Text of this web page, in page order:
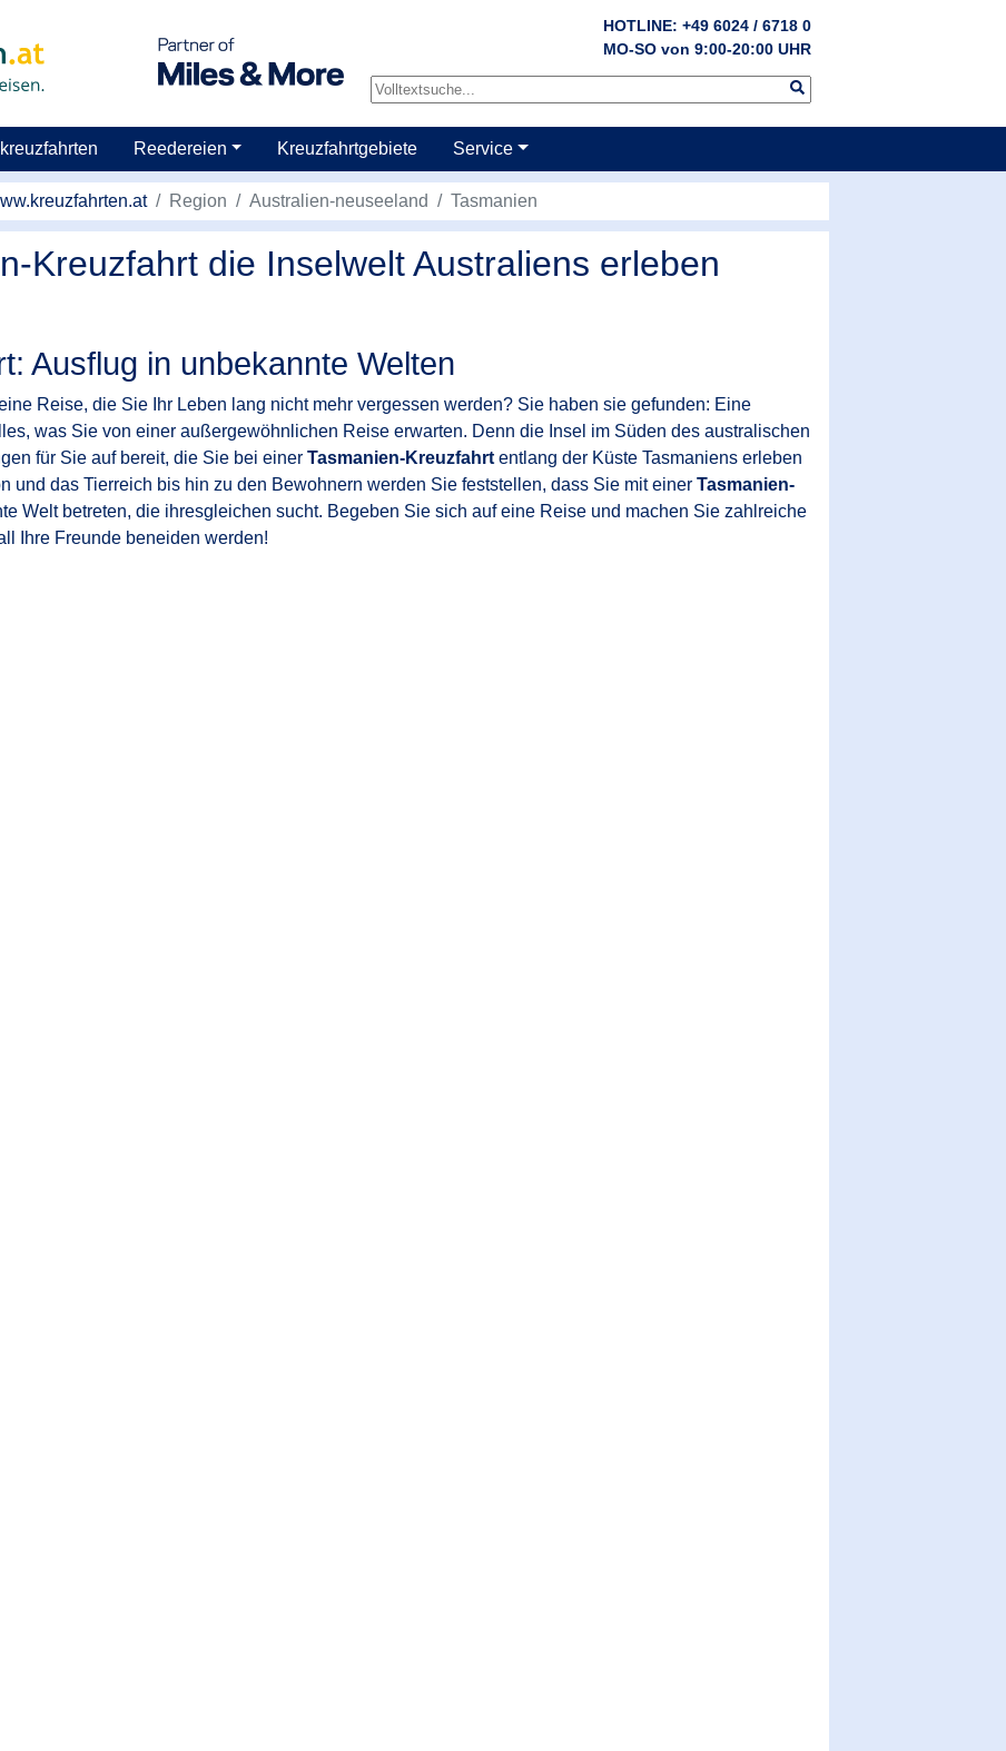
HOTLINE: +49 6024 / 6718 0
MO-SO von 9:00-20:00 UHR
Reedereien Kreuzfahrtgebiete Service
Region Australien-neuseeland Tasmanien
Kreuzfahrt die Inselwelt Australiens erleben
Ausflug in unbekannte Welten
Reise, die Sie Ihr Leben lang nicht mehr vergessen werden? Sie haben sie gefunden: Eine
was Sie von einer außergewöhnlichen Reise erwarten. Denn die Insel im Süden des australischen
für Sie auf bereit, die Sie bei einer Tasmanien-Kreuzfahrtentlang der Küste Tasmaniens erleben
und das Tierreich bis hin zu den Bewohnern werden Sie feststellen, dass Sie mit einer Tasmanien-
Welt betreten, die ihresgleichen sucht. Begeben Sie sich auf eine Reise und machen Sie zahlreiche
Ihre Freunde beneiden werden!